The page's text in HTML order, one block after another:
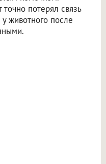
потерял связь
животного после